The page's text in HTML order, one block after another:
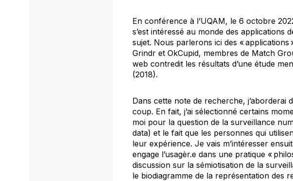
En conférence à l’UQAM, le 6 octobre
s’est intéressé au monde des
sujet. Nous parlerons ici des «
Grindr et OkCupid, membres de Match
web contredit les résultats d’une étude
(2018).
Dans cette note de recherche,
coup. En fait, j’ai sélectionné certains
moi pour la question de la surveillance
data) et le fait que les personnes qui
leur expérience. Je vais m’intéresser
engage l’usagèr.e dans une pratique «
discussion sur la sémiotisation de la
le biodiagramme de la représentation des